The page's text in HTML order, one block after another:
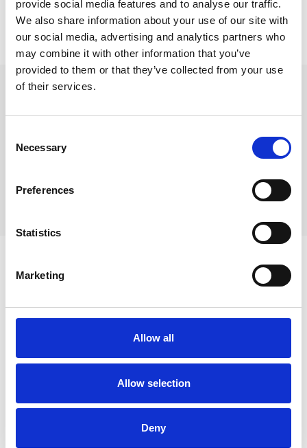
provide social media features and to analyse our traffic.
We also share information about your use of our site with
our social media, advertising and analytics partners who
may combine it with other information that you’ve
provided to them or that they’ve collected from your use
of their services.
Selection
Necessary
Preferences
Statistics
Marketing
Allow all
Allow selection
Deny
Inspiration für Ihren Urlaub:
Sehenswürdigkeiten in Gattières
Chapelle Notre Dame du Var: Kapelle aus dem 15. Jahrhundert.
Eglise St. Nicolas: